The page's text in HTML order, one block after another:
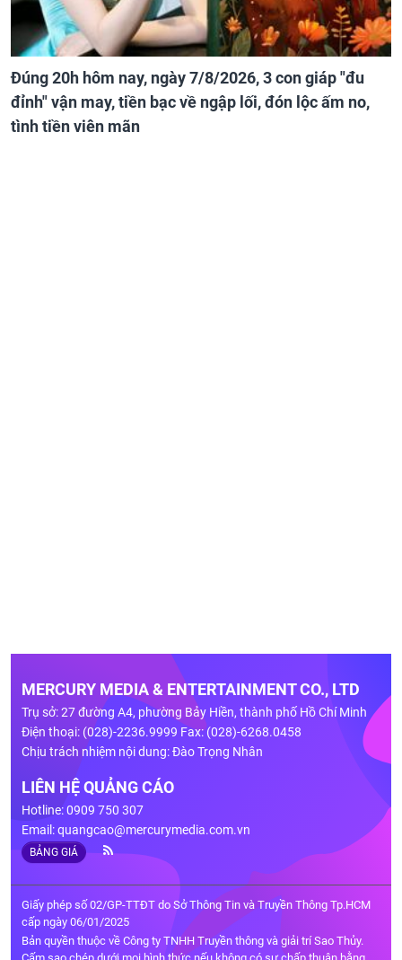
Đúng 20h hôm nay, ngày 7/8/2026, 3 con giáp "đu
đỉnh" vận may, tiền bạc về ngập lối, đón lộc ấm no,
tình tiền viên mãn
MERCURY MEDIA & ENTERTAINMENT CO., LTD
Trụ sở: 27 đường A4, phường Bảy Hiền, thành phố Hồ Chí Minh
Điện thoại: (028)-2236.9999 Fax: (028)-6268.0458
Chịu trách nhiệm nội dung: Đào Trọng Nhân
LIÊN HỆ QUẢNG CÁO
Hotline: 0909 750 307
Email:quangcao@mercurymedia.com.vn
BẢNG GIÁ
Giấy phép số 02/GP-TTĐT do Sở Thông Tin và Truyền Thông Tp.HCM
cấp ngày 06/01/2025
Bản quyền thuộc về Công ty TNHH Truyền thông và giải trí Sao Thủy.